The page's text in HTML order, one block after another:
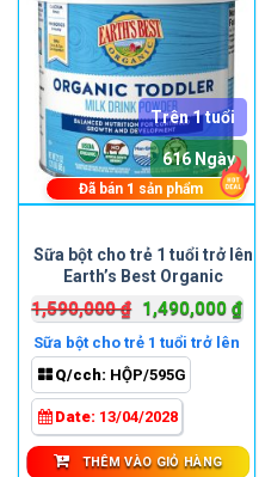
Sữa bột cho trẻ 1 tuổi trở lên
Earth’s Best Organic
Toddler Milk Drink Powder
595g
1,590,000₫ Giá
gốc
là:
1,590,000 ₫.
1,490,000 ₫Giá
Sữa bột cho trẻ 1 tuổi trở lên
Q/cch: HỘP/595G
Date: 13/04/2028
Trên 1 tuổi
616 Ngày
Đã bán 1 sản phẩm
THÊM VÀO GIỎ HÀNG